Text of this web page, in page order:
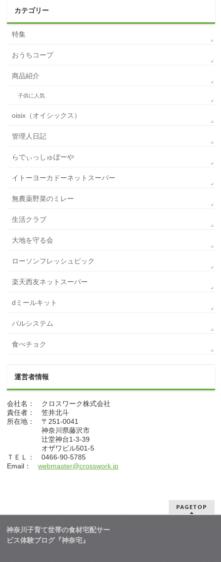
カテゴリー
特集
おうちコープ
商品紹介
子供に人気
oisix（オイシックス）
管理人日記
らでぃっしゅぼーや
イトーヨーカドーネットスーパー
無農薬野菜のミレー
生活クラブ
大地を守る会
ローソンフレッシュピック
楽天西友ネットスーパー
dミールキット
パルシステム
食べチョク
運営者情報
会社名： クロスワーク株式会社
責任者： 笠井北斗
所在地： 〒251-0041
神奈川県藤沢市
辻堂神台1-3-39
オザワビル501-5
ＴＥＬ： 0466-90-5785
Email：webmaster@crosswork.jp
PAGETOP
神奈川子育て世帯の食材宅配サー
ビス体験ブログ『神奈宅』